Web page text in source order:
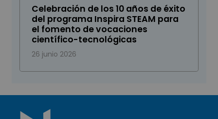
Celebración de los 10 años de éxito
del programa Inspira STEAM para
el fomento de vocaciones
científico-tecnológicas
26 junio 2026